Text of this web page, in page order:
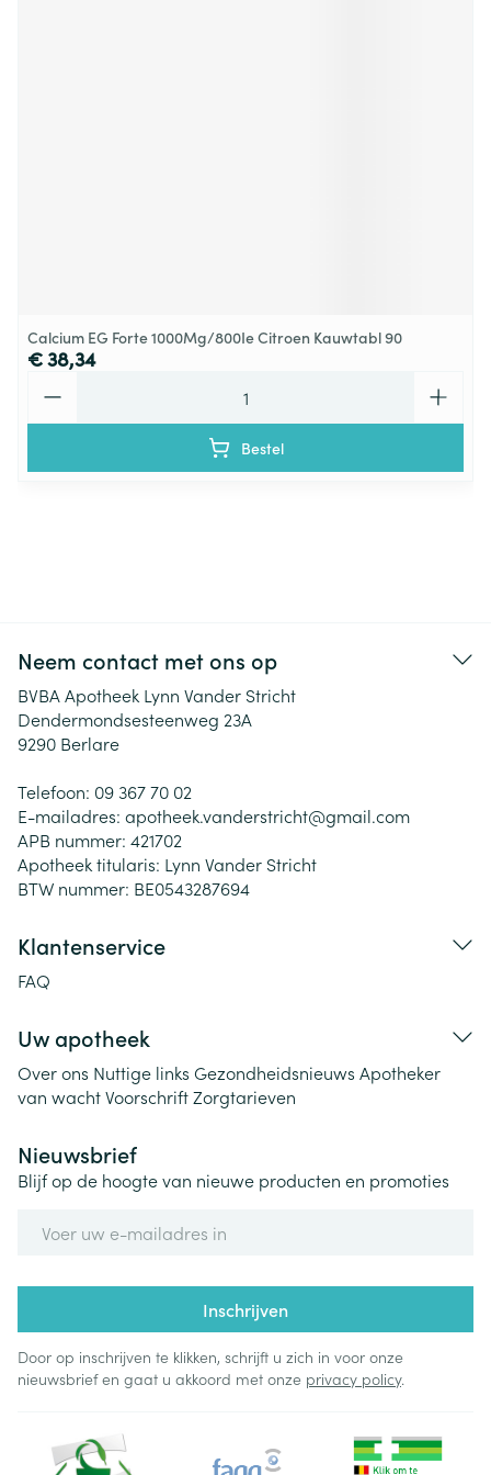
Calcium EG Forte 1000Mg/800Ie Citroen Kauwtabl 90
€ 38,34
Bestel
Neem contact met ons op
BVBA Apotheek Lynn Vander Stricht
Dendermondsesteenweg 23A
9290 Berlare
Telefoon: 09 367 70 02
E-mailadres: apotheek.vanderstricht@gmail.com
APB nummer: 421702
Apotheek titularis: Lynn Vander Stricht
BTW nummer: BE0543287694
Klantenservice
FAQ
Uw apotheek
Over ons Nuttige links Gezondheidsnieuws Apotheker
van wachtVoorschriftZorgtarieven
Nieuwsbrief
Blijf op de hoogte van nieuwe producten en promoties
Inschrijven
Door op inschrijven te klikken, schrijft u zich in voor onze
nieuwsbrief en gaat u akkoord met onze privacy policy.